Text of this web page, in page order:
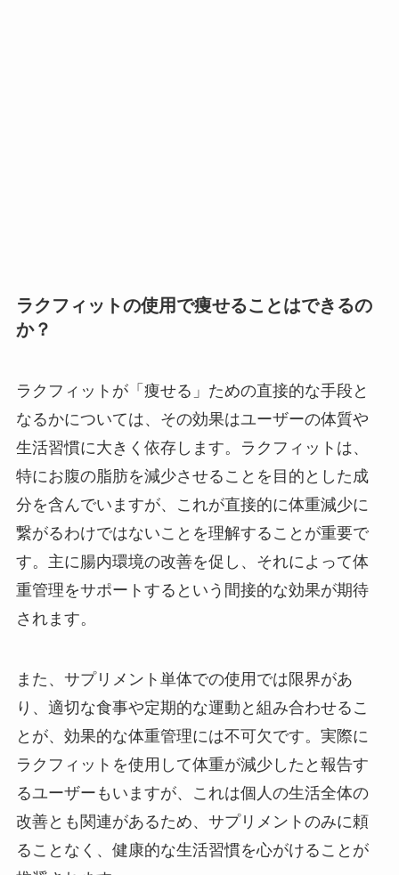
ラクフィットの使用で痩せることはできるの
か？
ラクフィットが「痩せる」ための直接的な手段と
なるかについては、その効果はユーザーの体質や
生活習慣に大きく依存します。ラクフィットは、
特にお腹の脂肪を減少させることを目的とした成
分を含んでいますが、これが直接的に体重減少に
繋がるわけではないことを理解することが重要で
す。主に腸内環境の改善を促し、それによって体
重管理をサポートするという間接的な効果が期待
されます。
また、サプリメント単体での使用では限界があ
り、適切な食事や定期的な運動と組み合わせるこ
とが、効果的な体重管理には不可欠です。実際に
ラクフィットを使用して体重が減少したと報告す
るユーザーもいますが、これは個人の生活全体の
改善とも関連があるため、サプリメントのみに頼
ることなく、健康的な生活習慣を心がけることが